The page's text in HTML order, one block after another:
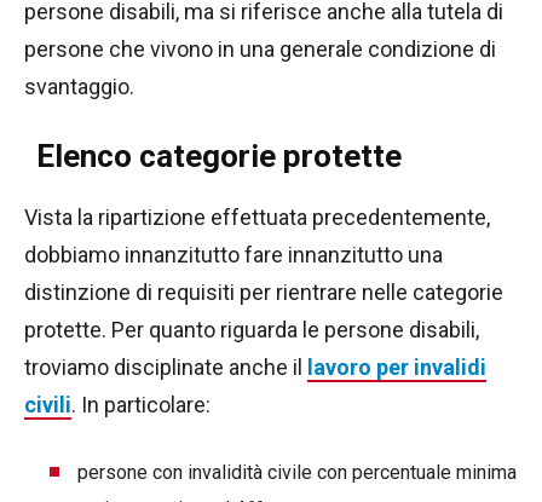
persone disabili, ma si riferisce anche alla tutela di
persone che vivono in una generale condizione di
svantaggio.
Elenco categorie protette
Vista la ripartizione effettuata precedentemente,
dobbiamo innanzitutto fare innanzitutto una
distinzione di requisiti per rientrare nelle categorie
protette. Per quanto riguarda le persone disabili,
troviamo disciplinate anche il lavoro per invalidi
civili. In particolare:
persone con invalidità civile con percentuale minima